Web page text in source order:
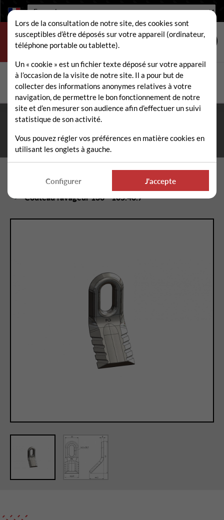
Langue :
Rechercher
Fermeture estivale du 10 au 21 août 2026
téléphonique et administrative assurée durant tout l'été. ☀️
Pièces détachées épareuse / faucheuse
Couteaux fleaux épareuse / faucheuse
Couteau ravageur 130 - 105.40.7
Lors de la consultation de notre site, des cookies sont
susceptibles d’être déposés sur votre appareil (ordinateur,
téléphone portable ou tablette).
Un « cookie » est un fichier texte déposé sur votre appareil
à l’occasion de la visite de notre site. Il a pour but de
collecter des informations anonymes relatives à votre
navigation, de permettre le bon fonctionnement de notre
site et d’en mesurer son audience afin d’effectuer un suivi
statistique de son activité.
Vous pouvez régler vos préférences en matière cookies en
utilisant les onglets à gauche.
Configurer J'accepte